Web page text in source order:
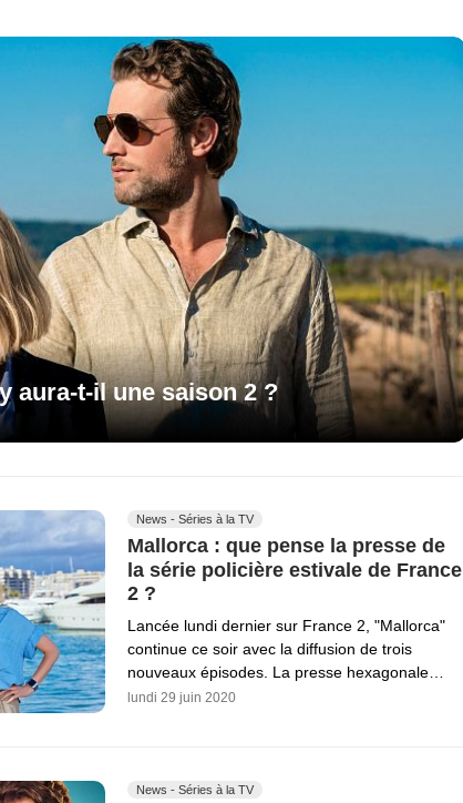
aura-t-il une saison 2 ?
News - Séries à la TV
Mallorca : que pense la presse de
la série policière estivale de France
2 ?
Lancée lundi dernier sur France 2, "Mallorca"
continue ce soir avec la diffusion de trois
nouveaux épisodes. La presse hexagonale…
lundi 29 juin 2020
News - Séries à la TV